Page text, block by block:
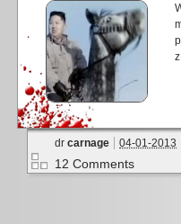
dr carnage 04-01-2013
12 Comments